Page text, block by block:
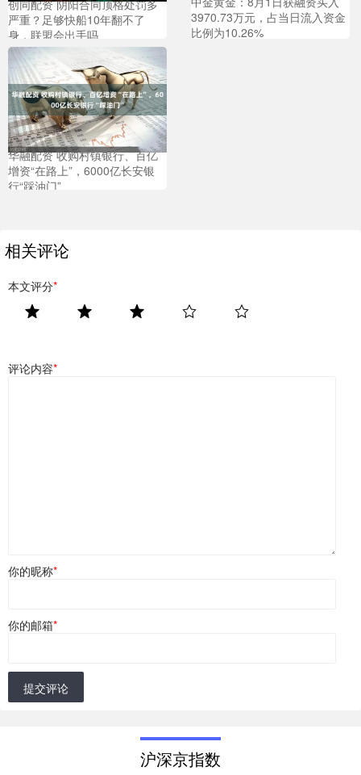
创同配资 阴阳合同顶格处罚多
严重？足够快船10年翻不了
身，联盟会出手吗
3970.73万元，占当日流入资金
比例为10.26%
华融配资 收购村镇银行、百亿
增资“在路上”，6000亿长安银
行“踩油门”
相关评论
本文评分*
评论内容*
你的昵称*
你的邮箱*
提交评论
沪深京指数